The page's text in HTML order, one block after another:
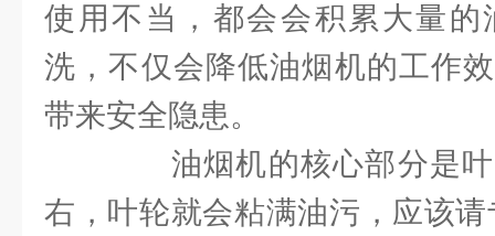
使用不当，都会会积累大量的
洗，不仅会降低油烟机的工作
带来安全隐患。
油烟机的核心部分是叶
右，叶轮就会粘满油污，应该